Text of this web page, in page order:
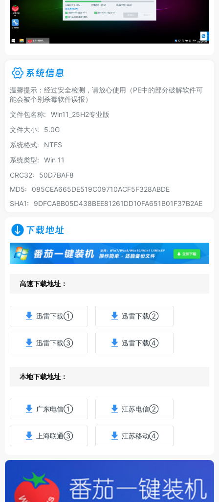
系统信息
温馨提示：经过安全检测，请放心使用（PE中的部分破解软件可
能会被个别杀毒软件误报）
文件包名称:
Win11_25H2专业版
文件大小:
5.0G
系统格式:
NTFS
系统类型:
Win 11
CRC32:
50D7BAF8
MD5:
085CEA665DE519C09710ACF5F328ABDE
SHA1:
9DFCABB05D438BEE81261DD10FA651B01F37B2AE
下载地址
高速下载地址：
迅雷下载① 迅雷下载②
迅雷下载③ 迅雷下载④
本地下载地址：
广东电信① 江苏电信②
上海联通③ 江苏移动④